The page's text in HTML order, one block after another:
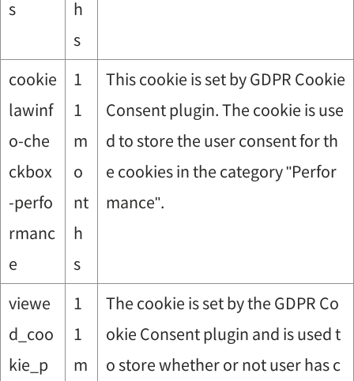
s h
s
cookie
lawinf
o-che
ckbox
-perfo
rmanc
e
1
1
m
o
nt
h
s
This cookie is set by GDPR Cookie
Consent plugin. The cookie is use
d to store the user consent for th
e cookies in the category "Perfor
mance".
viewe
d_coo
kie_p
1
1
m
The cookie is set by the GDPR Co
okie Consent plugin and is used t
o store whether or not user has c